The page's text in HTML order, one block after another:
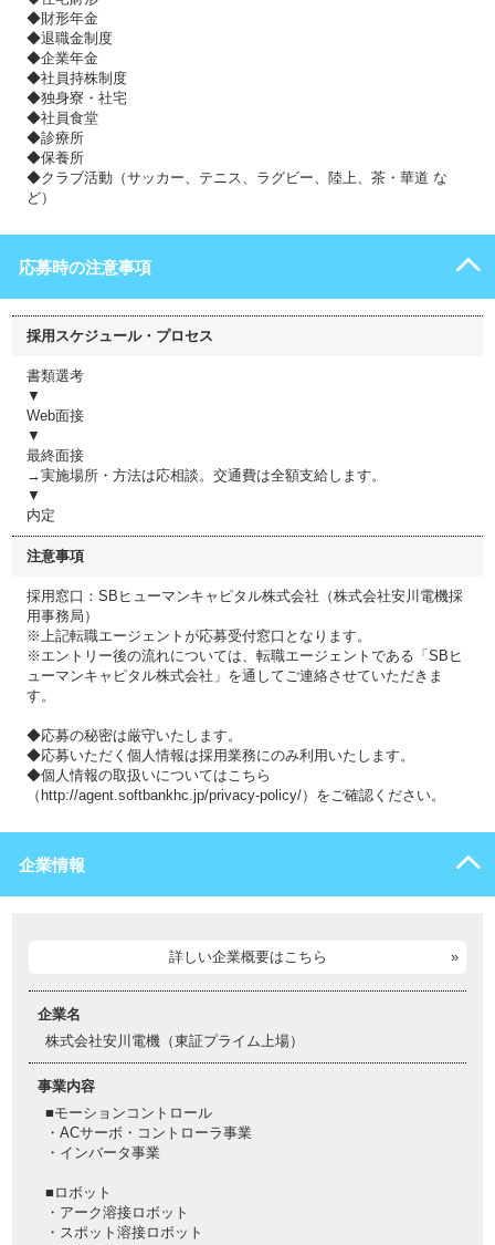
◆財形年金
◆退職金制度
◆企業年金
◆社員持株制度
◆独身寮・社宅
◆社員食堂
◆診療所
◆保養所
◆クラブ活動（サッカー、テニス、ラグビー、陸上、茶・華道 な
ど）
応募時の注意事項
採用スケジュール・プロセス
書類選考
▼
Web面接
▼
最終面接
→実施場所・方法は応相談。交通費は全額支給します。
▼
内定
注意事項
採用窓口：SBヒューマンキャピタル株式会社（株式会社安川電機採
用事務局）
※上記転職エージェントが応募受付窓口となります。
※エントリー後の流れについては、転職エージェントである「SBヒ
ューマンキャピタル株式会社」を通してご連絡させていただきま
す。
◆応募の秘密は厳守いたします。
◆応募いただく個人情報は採用業務にのみ利用いたします。
◆個人情報の取扱いについてはこちら
（http://agent.softbankhc.jp/privacy-policy/）をご確認ください。
企業情報
詳しい企業概要はこちら
企業名
株式会社安川電機（東証プライム上場）
事業内容
■モーションコントロール
・ACサーボ・コントローラ事業
・インバータ事業
■ロボット
・アーク溶接ロボット
・スポット溶接ロボット